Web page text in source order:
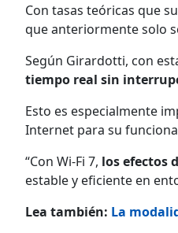
Con tasas teóricas que
que anteriormente solo
Según Girardotti, con
tiempo real sin
Esto es especialmente
Internet para su
“Con Wi-Fi 7, los efectos
estable y eficiente en
Lea también: La